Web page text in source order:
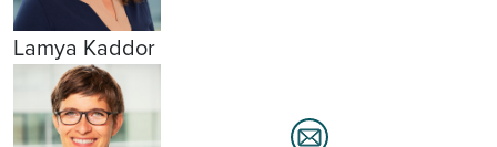
Lamya Kaddor